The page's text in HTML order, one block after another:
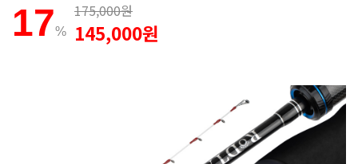
17%
175,000원
145,000원